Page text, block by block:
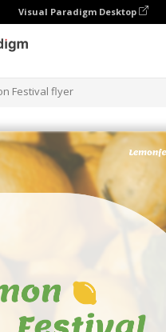
Visual Paradigm Desktop
Festival flyer